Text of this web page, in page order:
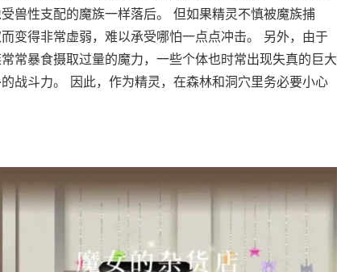
兽性支配的魔族一样落后。 但如果精灵不慎被魔族捕
变得非常虚弱，难以承受哪怕一点点冲击。 另外，由于
常暴食摄取过量的魔力，一些个体也时常出现失真的巨大
战斗力。 因此，作为精灵，在森林和洞穴里务必要小心